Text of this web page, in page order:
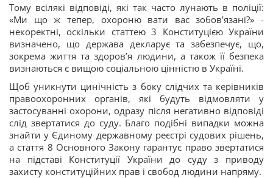
Тому всілякі відповіді, які так часто лунають в поліції:
«Ми що ж тепер, охороню вати вас зобов’язані?» -
некоректні, оскільки статтею 3 Конституцією України
визначено, що держава декларує та забезпечує, що,
зокрема життя та здоров’я людини, а також її безпека
визнаються є вищою соціальною цінністю в Україні.
Щоб уникнути цинічність з боку слідчих та керівників
правоохоронних органів, які будуть відмовляти у
застосуванні охорони, одразу після негативно відповіді
слід звертатися до суду. Благо подібні випадки можна
знайти у Єдиному державному реєстрі судових рішень,
а стаття 8 Основного Закону гарантує право звертатися
на підставі Конституції України до суду з приводу
захисту конституційних прав і свобод людини напряму.